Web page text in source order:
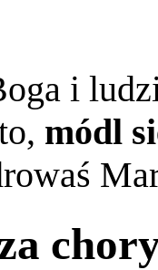
i
módl